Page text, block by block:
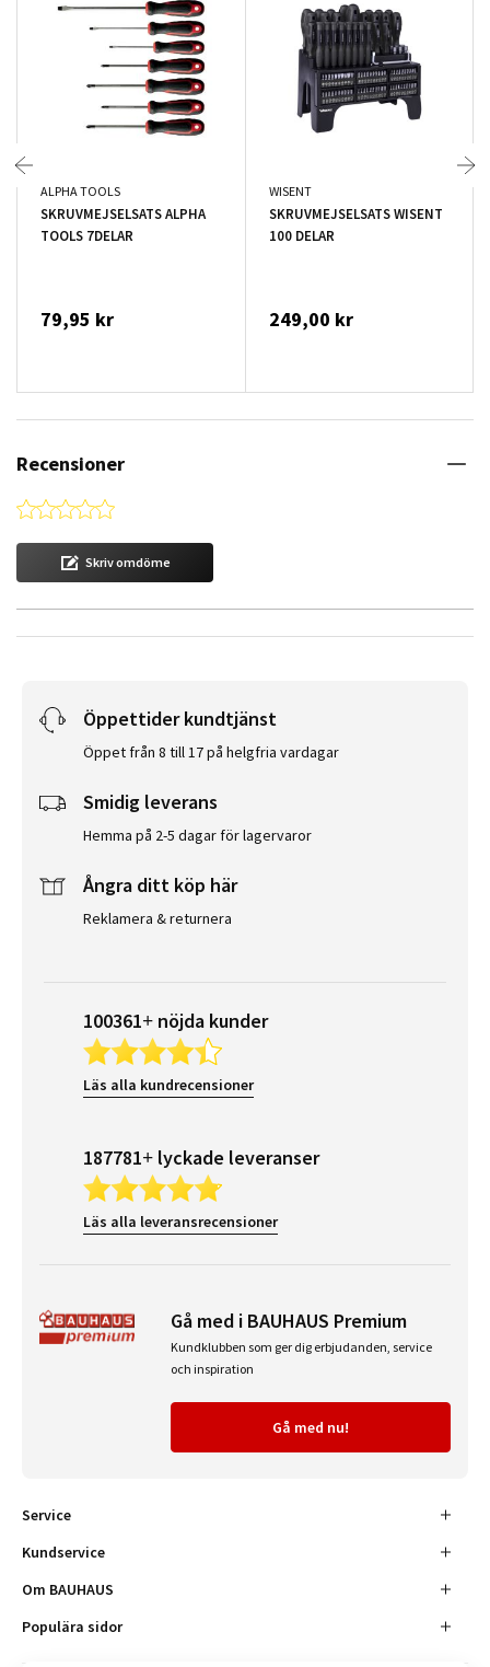
ALPHA TOOLS
SKRUVMEJSELSATS ALPHA
TOOLS 7DELAR
79,95 kr
WISENT
SKRUVMEJSELSATS WISENT
100 DELAR
249,00 kr
Recensioner
0.0 star rating
Skriv omdöme
Öppettider kundtjänst
Öppet från 8 till 17 på helgfria vardagar
Smidig leverans
Hemma på 2-5 dagar för lagervaror
Ångra ditt köp här
Reklamera & returnera
100361+ nöjda kunder
Läs alla kundrecensioner
187781+ lyckade leveranser
Läs alla leveransrecensioner
Gå med i BAUHAUS Premium
Kundklubben som ger dig erbjudanden, service
och inspiration
Gå med nu!
Service
Kundservice
Om BAUHAUS
Populära sidor